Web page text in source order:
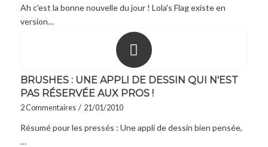
Ah c'est la bonne nouvelle du jour ! Lola's Flag existe en
version…
BRUSHES : UNE APPLI DE DESSIN QUI N'EST
PAS RÉSERVÉE AUX PROS !
2 Commentaires / 21/01/2010
Résumé pour les pressés : Une appli de dessin bien pensée,
…